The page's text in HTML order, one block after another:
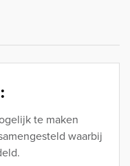
te maken
waarbij